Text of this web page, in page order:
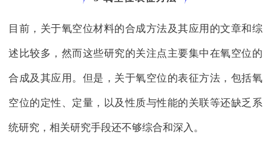
目前，关于氧空位材料的合成方法及其应用的文章和综
述比较多，然而这些研究的关注点主要集中在氧空位的
合成及其应用。但是，关于氧空位的表征方法，包括氧
空位的定性、定量，以及性质与性能的关联等还缺乏系
统研究，相关研究手段还不够综合和深入。